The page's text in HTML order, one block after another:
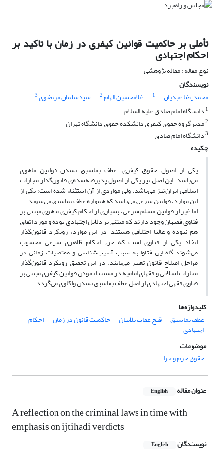
تأملی بر حاکمیت قوانین کیفری در زمان با تاکید بر
احکام اجتهادی
نوع مقاله : مقاله پژوهشی
نویسندگان
محمدرضا عبدیان
1 غلامحسین الهام2 سیدسلمان مرتضوی3
1 دانشگاه امام صادق علیه السلام
2مدیر گروه حقوق کیفری دانشکده حقوق دانشگاه تهران
3دانشگاه امام صادق
چکیده
یکی از اصول حقوق کیفری، عطف بماسبق نشدن قوانین ماهوی
می‌باشد. این اصل نیز یکی از اصول پذیرفته‌شده‌ی قانون‌گذار مجازات
اسلامی ایران نیز می‌باشد. ولی مواردی از آن استثناء شده است؛ یکی از
این موارد، قوانین شرعی می‌باشد که همواره عطف بماسبق می‌شوند.
اما غیر از قوانین مسلم شرعی، بسیاری از احکام کیفری ماهوی مبتنی بر
فتاوی فقیهان وجود دارند که مبتنی بر دلایل اجتهادی بوده و مورد اتفاق
هم نبوده و غالباً اختلافی هستند. در این موارد، رویکرد قانون‌گذار
اتخاذ یکی از فتاوی است که جزء احکام ظاهری شرعی محسوب
می‌شوند.گاه این فتاوا به سبب آسیب‌شناسی و مقتضیات زمانی در
مراحل اصلاح قانون تغییر می‌یابند. در این تحقیق رویکرد قانون‌گذار
مجازات اسلامی و فقهای امامیه در مستثنا نمودن قوانین کیفری مبتنی بر
فتاوی فقهی اجتهادی از اصل عطف بماسبق نشدن واکاوی می‌گردد.
کلیدواژه‌ها
عطف بماسبق
قبح عقاب بلابیان حاکمیت قانون در زمان احکام
اجتهادی
موضوعات
حقوق جرم و جزا
عنوان مقاله English
A reflection on the criminal laws in time with
emphasis on ijtihadi verdicts
نویسندگان English